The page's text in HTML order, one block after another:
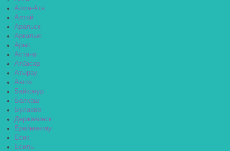
Алма-Ата
Алтай
Аральск
Аркалык
Арыс
Астана
Атбасар
Атырау
Аягоз
Байконур
Балхаш
Булаево
Державинск
Ерейментау
Есик
Есиль